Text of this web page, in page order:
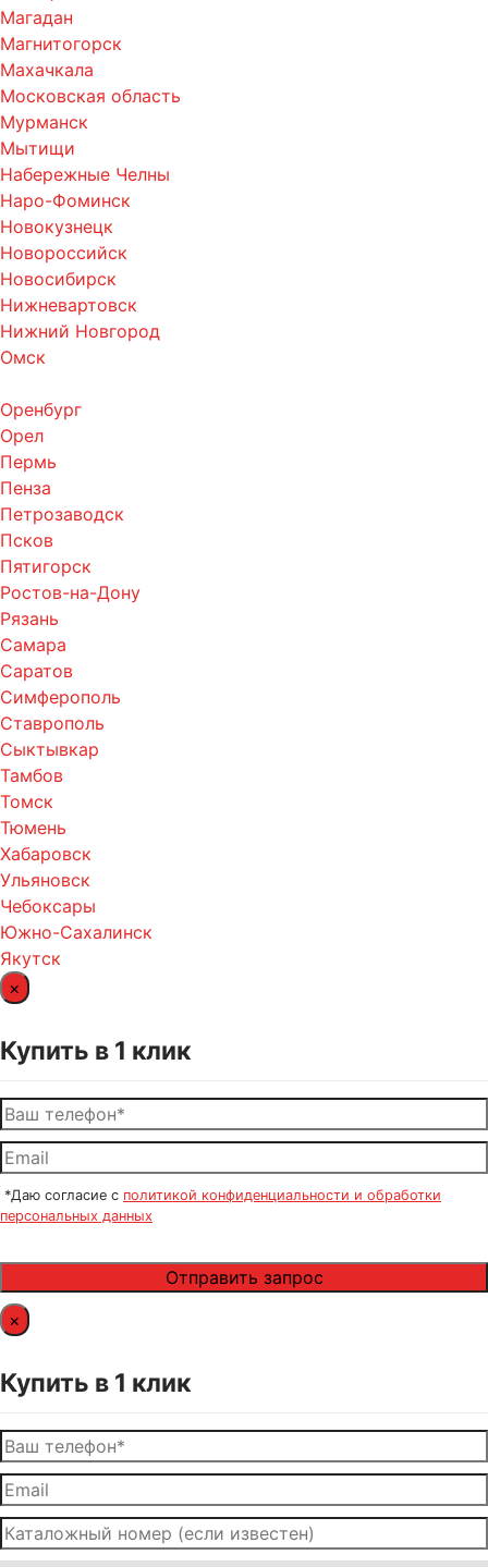
Магадан
Магнитогорск
Махачкала
Московская область
Мурманск
Мытищи
Набережные Челны
Наро-Фоминск
Новокузнецк
Новороссийск
Новосибирск
Нижневартовск
Нижний Новгород
Омск
Оренбург
Орел
Пермь
Пенза
Петрозаводск
Псков
Пятигорск
Ростов-на-Дону
Рязань
Самара
Саратов
Симферополь
Ставрополь
Сыктывкар
Тамбов
Томск
Тюмень
Хабаровск
Ульяновск
Чебоксары
Южно-Сахалинск
Якутск
×
Купить в 1 клик
*Даю согласие с политикой конфиденциальности и обработки
персональных данных
×
Купить в 1 клик